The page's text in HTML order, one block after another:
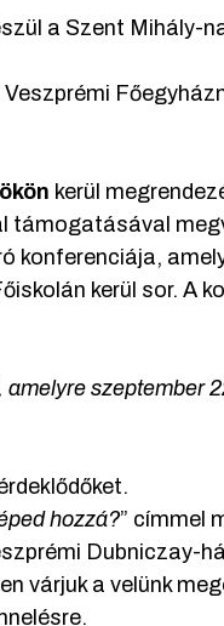
a Szent Mihály-
kerül
támogatásával
konferenciája,
kerül sor. A
szeptember
hozzá?” címmel
Dubniczay-
várjuk a velünk